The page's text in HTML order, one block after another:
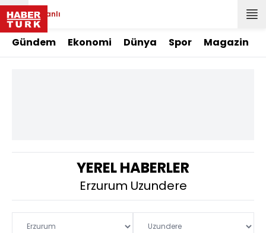
Canlı
Gündem Ekonomi Dünya Spor Magazin
YEREL HABERLER
Erzurum Uzundere